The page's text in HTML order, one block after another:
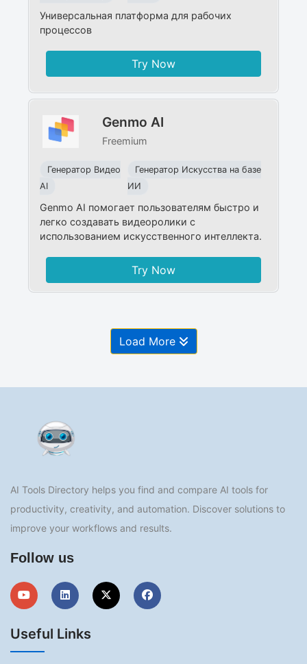
Универсальная платформа для рабочих
процессов
Try Now
Genmo AI
Freemium
Генератор Видео
AI
Генератор Искусства на базе
ИИ
Genmo AI помогает пользователям быстро и
легко создавать видеоролики с
использованием искусственного интеллекта.
Try Now
Load More
AI Tools Directory helps you find and compare AI tools for
productivity, creativity, and automation. Discover solutions to
improve your workflows and results.
Follow us
Useful Links